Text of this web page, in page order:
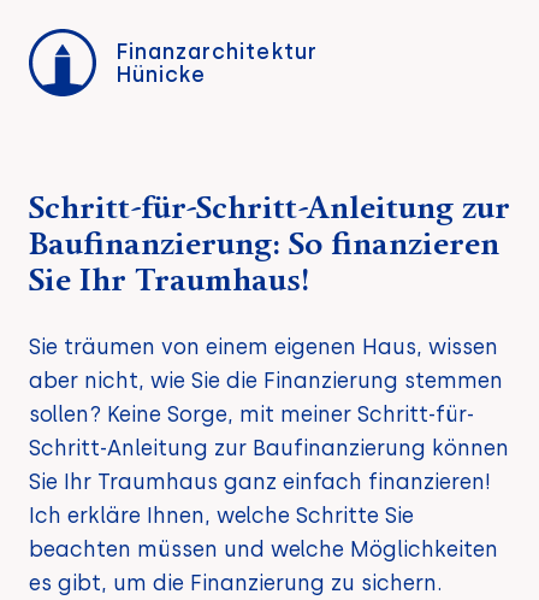
Finanzarchitektur
Hünicke
Schritt-für-Schritt-Anleitung zur
Baufinanzierung: So finanzieren
Sie Ihr Traumhaus!
Sie träumen von einem eigenen Haus, wissen
aber nicht, wie Sie die Finanzierung stemmen
sollen? Keine Sorge, mit meiner Schritt-für-
Schritt-Anleitung zur Baufinanzierung können
Sie Ihr Traumhaus ganz einfach finanzieren!
Ich erkläre Ihnen, welche Schritte Sie
beachten müssen und welche Möglichkeiten
es gibt, um die Finanzierung zu sichern.